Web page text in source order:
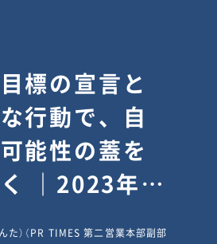
分のスタン
予想を裏切
超える”【真
すけ）（執行役員 兼 Jooto事業部